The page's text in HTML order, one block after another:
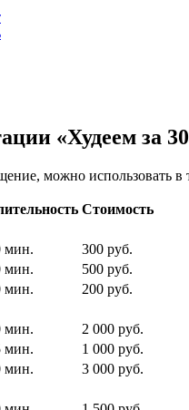
«Худеем за
можно использовать в
Стоимость
мин.
300 руб.
мин.
500 руб.
мин.
200 руб.
мин.
2 000 руб.
мин.
1 000 руб.
мин.
3 000 руб.